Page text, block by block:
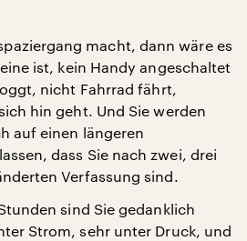
macht, dann wäre es
ist, kein Handy angeschaltet
nicht Fahrrad fährt,
hin geht. Und Sie werden
auf einen längeren
dass Sie nach zwei, drei
Verfassung sind.
sind Sie gedanklich
Strom, sehr unter Druck, und